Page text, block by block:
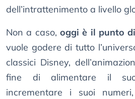
dell’intrattenimento a livello
Non a caso, oggi è il punto
vuole godere di tutto
classici Disney,
fine di alimentare il
incrementare i suoi